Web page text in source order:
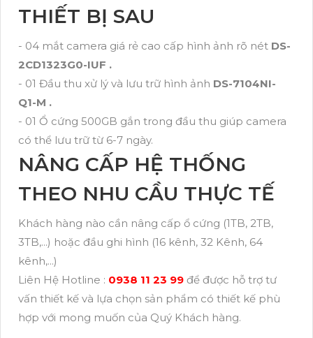
THIẾT BỊ SAU
- 04 mắt camera giá rẻ cao cấp hình ảnh rõ nét DS-
2CD1323G0-IUF .
- 01 Đầu thu xử lý và lưu trữ hình ảnh DS-7104NI-
Q1-M .
- 01 Ổ cứng 500GB gắn trong đầu thu giúp camera
có thể lưu trữ từ 6-7 ngày.
NÂNG CẤP HỆ THỐNG
THEO NHU CẦU THỰC TẾ
Khách hàng nào cần nâng cấp ổ cứng (1TB, 2TB,
3TB,...) hoặc đầu ghi hình (16 kênh, 32 Kênh, 64
kênh,...)
Liên Hệ Hotline : 0938 11 23 99 để được hỗ trợ tư
vấn thiết kế và lựa chọn sản phẩm có thiết kế phù
hợp với mong muốn của Quý Khách hàng.